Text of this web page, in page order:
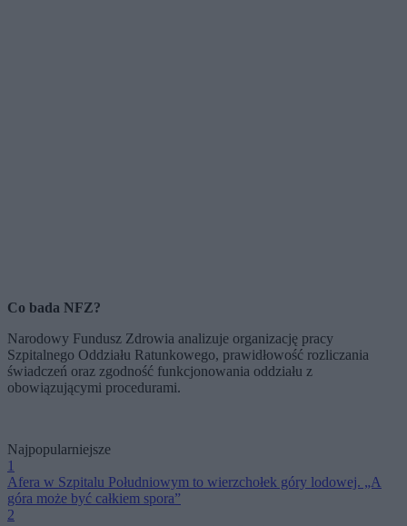
Co bada NFZ?
Narodowy Fundusz Zdrowia analizuje organizację pracy
Szpitalnego Oddziału Ratunkowego, prawidłowość rozliczania
świadczeń oraz zgodność funkcjonowania oddziału z
obowiązującymi procedurami.
Najpopularniejsze
1
Afera w Szpitalu Południowym to wierzchołek góry lodowej. „A
góra może być całkiem spora”
2